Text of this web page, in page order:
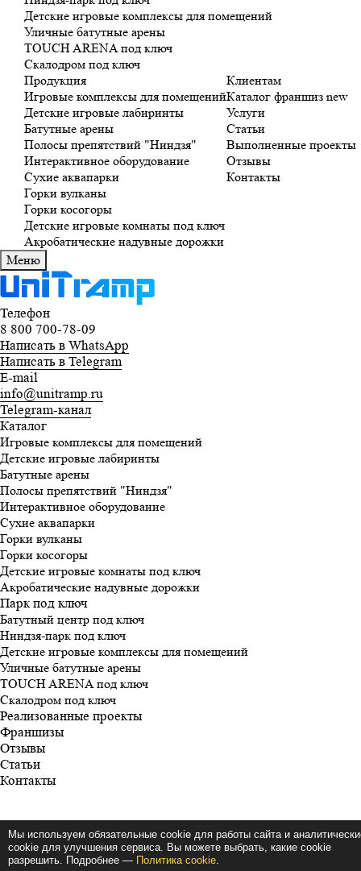
Детские игровые комплексы для помещений
Уличные батутные арены
TOUCH ARENA под ключ
Скалодром под ключ
Продукция
Игровые комплексы для помещений
Детские игровые лабиринты
Батутные арены
Полосы препятствий "Ниндзя"
Интерактивное оборудование
Сухие аквапарки
Горки вулканы
Горки косогоры
Детские игровые комнаты под ключ
Акробатические надувные дорожки
Клиентам
Каталог франшиз new
Услуги
Статьи
Выполненные проекты
Отзывы
Контакты
Меню
Телефон
8 800 700-78-09
Написать в WhatsApp
Написать в Telegram
E-mail
info@unitramp.ru
Telegram-канал
Каталог
Игровые комплексы для помещений
Детские игровые лабиринты
Батутные арены
Полосы препятствий "Ниндзя"
Интерактивное оборудование
Сухие аквапарки
Горки вулканы
Горки косогоры
Детские игровые комнаты под ключ
Акробатические надувные дорожки
Парк под ключ
Батутный центр под ключ
Ниндзя-парк под ключ
Детские игровые комплексы для помещений
Уличные батутные арены
TOUCH ARENA под ключ
Скалодром под ключ
Реализованные проекты
Франшизы
Отзывы
Статьи
Контакты
Мы используем обязательные cookie для работы сайта и
cookie для улучшения сервиса. Вы можете выбрать, какие cookie
разрешить. Подробнее — Политика cookie.